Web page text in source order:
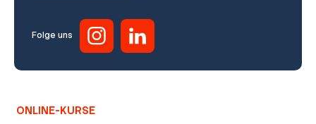
Ratgeber
Folge uns
ONLINE-KURSE